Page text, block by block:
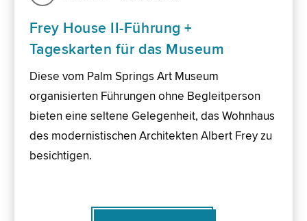
Frey House II-Führung +
Tageskarten für das Museum
Diese vom Palm Springs Art Museum
organisierten Führungen ohne Begleitperson
bieten eine seltene Gelegenheit, das Wohnhaus
des modernistischen Architekten Albert Frey zu
besichtigen.